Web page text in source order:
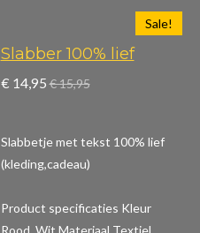
Sale!
Slabber 100% lief
€ 14,95 € 15,95
Slabbetje met tekst 100% lief
(kleding,cadeau)
Product specificaties Kleur